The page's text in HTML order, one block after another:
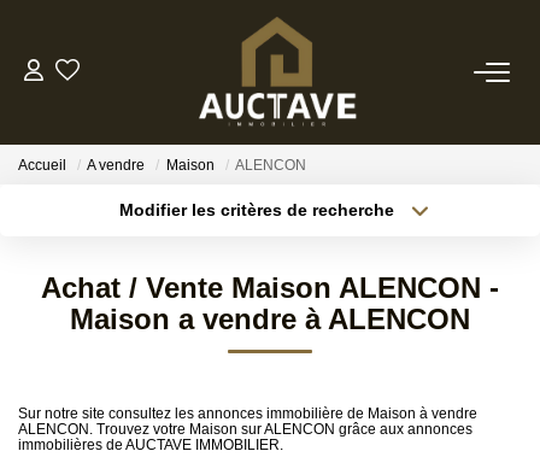
ACHETER
NOTRE PHILOSOPHIE
Accueil A vendre Maison ALENCON
Modifier les critères de recherche
Type de bien
Budget max Référence
Achat / Vente Maison ALENCON -
Maison a vendre à ALENCON
Sur notre site consultez les annonces immobilière de Maison à vendre
ALENCON. Trouvez votre Maison sur ALENCON grâce aux annonces
immobilières de AUCTAVE IMMOBILIER.